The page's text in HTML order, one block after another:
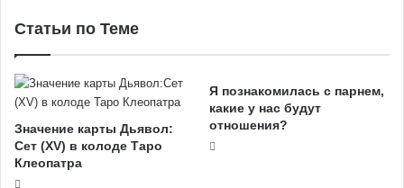
Статьи по Теме
Значение карты Дьявол:
Сет (XV) в колоде Таро
Клеопатра
Я познакомилась с парнем,
какие у нас будут
отношения?